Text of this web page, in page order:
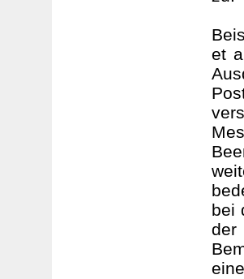
et
bei